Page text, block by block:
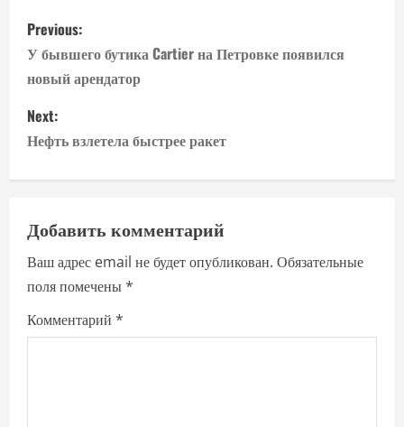
P
o
s
t
n
v
i
g
Previous:
У бывшего бутика Cartier на Петровке появился
новый арендатор
Next:
Нефть взлетела быстрее ракет
Добавить комментарий
Ваш адрес email не будет опубликован. Обязательные
поля помечены*
Комментарий *